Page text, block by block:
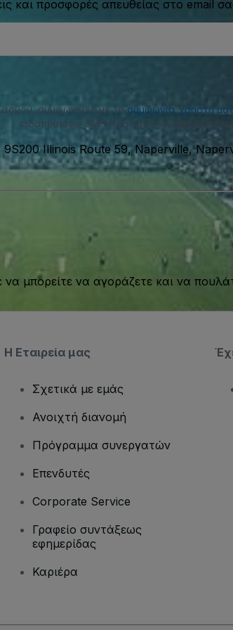
και προσφορές απευθείας στο email
συμφωνείτε με τη συμφωνία χρήστη
ειδοποιήσεις SMS από εμάς και μπορείτε
9S200 Illinois Route 59, Naperville,
μπορείτε να αγοράζετε και να
Η Εταιρεία μας
Σχετικά με εμάς
Ανοιχτή διανομή
Πρόγραμμα συνεργατών
Επενδυτές
Corporate Service
Γραφείο συντάξεως
εφημερίδας
Καριέρα